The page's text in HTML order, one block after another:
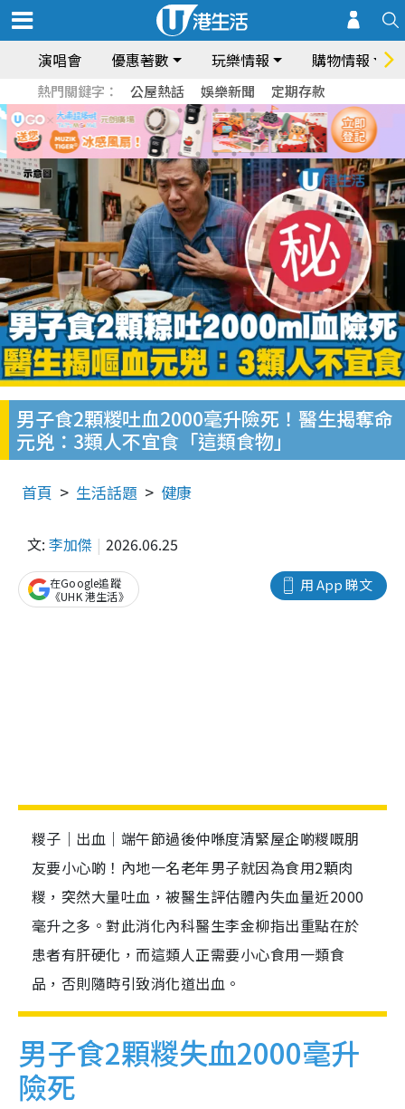
演唱會 優惠著數 玩樂情報 購物情報
熱門關鍵字： 公屋熱話 娛樂新聞 定期存款
男子食2顆糉吐血2000毫升險死！醫生揭奪命
元兇：3類人不宜食「這類食物」
首頁 生活話題 健康
文: 李加傑 2026.06.25
用 App 睇文
在Google追蹤
《UHK 港生活》
糉子｜出血｜端午節過後仲喺度清緊屋企啲糉嘅朋
友要小心啲！內地一名老年男子就因為食用2顆肉
糉，突然大量吐血，被醫生評估體內失血量近2000
毫升之多。對此消化內科醫生李金柳指出重點在於
患者有肝硬化，而這類人正需要小心食用一類食
品，否則隨時引致消化道出血。
男子食2顆糉失血2000毫升
險死